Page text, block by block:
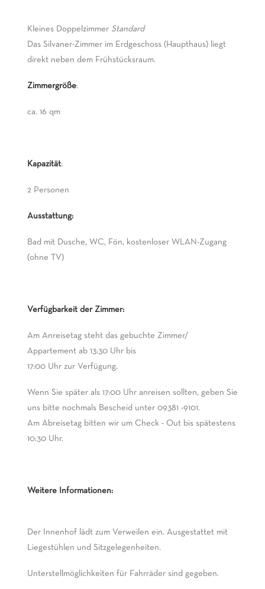
Kleines Doppelzimmer Standard
Das Silvaner-Zimmer im Erdgeschoss (Haupthaus) liegt
direkt neben dem Frühstücksraum.
Zimmergröße:
ca. 16 qm
Kapazität:
2 Personen
Ausstattung:
Bad mit Dusche, WC, Fön, kostenloser WLAN-Zugang
(ohne TV)
Verfügbarkeit der Zimmer:
Am Anreisetag steht das gebuchte Zimmer/
Appartement ab 13:30 Uhr bis
17:00 Uhr zur Verfügung.
Wenn Sie später als 17:00 Uhr anreisen sollten, geben Sie
uns bitte nochmals Bescheid unter 09381 -9101.
Am Abreisetag bitten wir um Check - Out bis spätestens
10:30 Uhr.
Weitere Informationen:
Der Innenhof lädt zum Verweilen ein. Ausgestattet mit
Liegestühlen und Sitzgelegenheiten.
Unterstellmöglichkeiten für Fahrräder sind gegeben.